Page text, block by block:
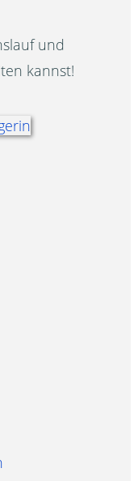
und
kannst!